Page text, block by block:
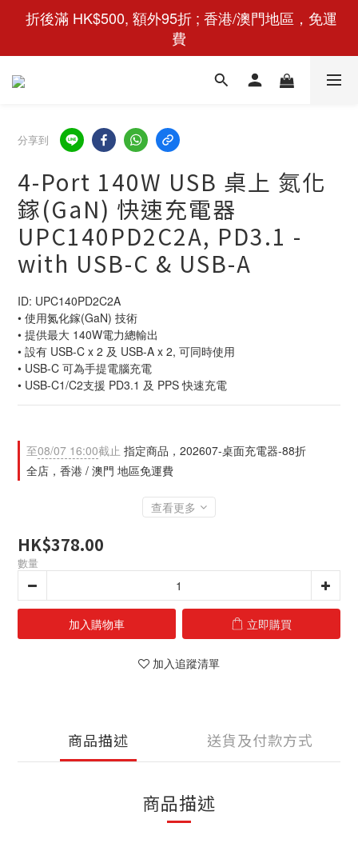
費
分享到
4-Port 140W USB 桌上 氮化
鎵(GaN) 快速充電器
UPC140PD2C2A, PD3.1 -
with USB-C & USB-A
ID: UPC140PD2C2A
• 使用氮化鎵(GaN) 技術
• 提供最大 140W電力總輸出
• 設有 USB-C x 2 及 USB-A x 2, 可同時使用
• USB-C 可為手提電腦充電
• USB-C1/C2支援 PD3.1 及 PPS 快速充電
至08/07 16:00截止 指定商品，202607-桌面充電器-88折
全店，香港 / 澳門 地區免運費
查看更多
HK$378.00
數量
加入購物車 立即購買
加入追蹤清單
商品描述 送貨及付款方式
商品描述